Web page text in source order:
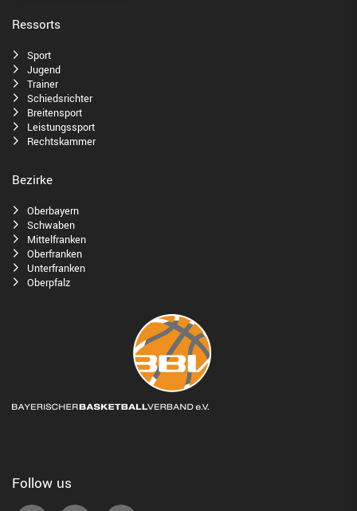
Ressorts
Sport
Jugend
Trainer
Schiedsrichter
Breitensport
Leistungssport
Rechtskammer
Bezirke
Oberbayern
Schwaben
Mittelfranken
Oberfranken
Unterfranken
Oberpfalz
Follow us